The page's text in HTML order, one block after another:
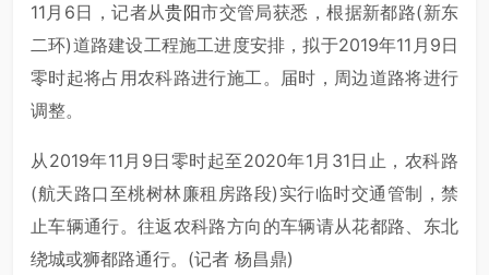
11月6日，记者从贵阳市交管局获悉，根据新都路(新东
二环)道路建设工程施工进度安排，拟于2019年11月9日
零时起将占用农科路进行施工。届时，周边道路将进行
调整。
从2019年11月9日零时起至2020年1月31日止，农科路
(航天路口至桃树林廉租房路段)实行临时交通管制，禁
止车辆通行。往返农科路方向的车辆请从花都路、东北
绕城或狮都路通行。(记者 杨昌鼎)